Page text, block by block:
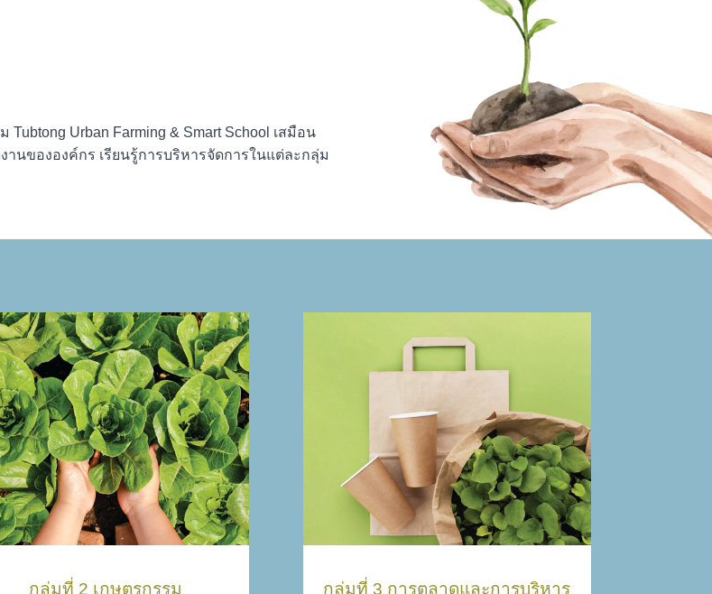
Urban Farming & Smart School เสมือน
านขององค์กร เรียนรู้การบริหารจัดการในแต่ละกลุ่ม
กลุ่มที่ 2 เกษตรกรรม
กลุ่มที่ 2 เกษตรกรรม
ยนรู้เรื่องธรรมชาติและความสำคัญของ
น้ำ และ พืช ผัก และการตลาดของผัก
อินทรีย์
พัฒนาทักษะโดยการลงมือทำแปลงผัก
เพื่อศึกษาธรรมชาติและวัฏจักรของพืช
และแมลง
พัฒนาทักษะการยอมรับต่อปัญหาและ
การแก้ปัญหา การยืดหยุ่นทางความคิด
กลุ่มที่ 3 การตลาดและการบริหาร
No. 3: Marketing and
Management
เรียนรู้เรื่องการตลาดและการบริหาร
จัดการต้นทุน กำไร การทำ market
analysis
กระบวนการทำผลิตภัณฑ์ แปรรูป
ผลิตภัณฑ์ การทำ packaging จากเกษตร
ในโรงเรียน